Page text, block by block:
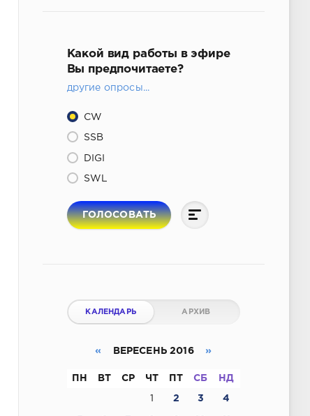
Какой вид работы в эфире
Вы предпочитаете?
другие опросы...
CW
SSB
DIGI
SWL
ГОЛОСОВАТЬ
КАЛЕНДАРЬ АРХИВ
« ВЕРЕСЕНЬ 2016 »
ПН ВТ СР ЧТ СБ НД
2 3 4